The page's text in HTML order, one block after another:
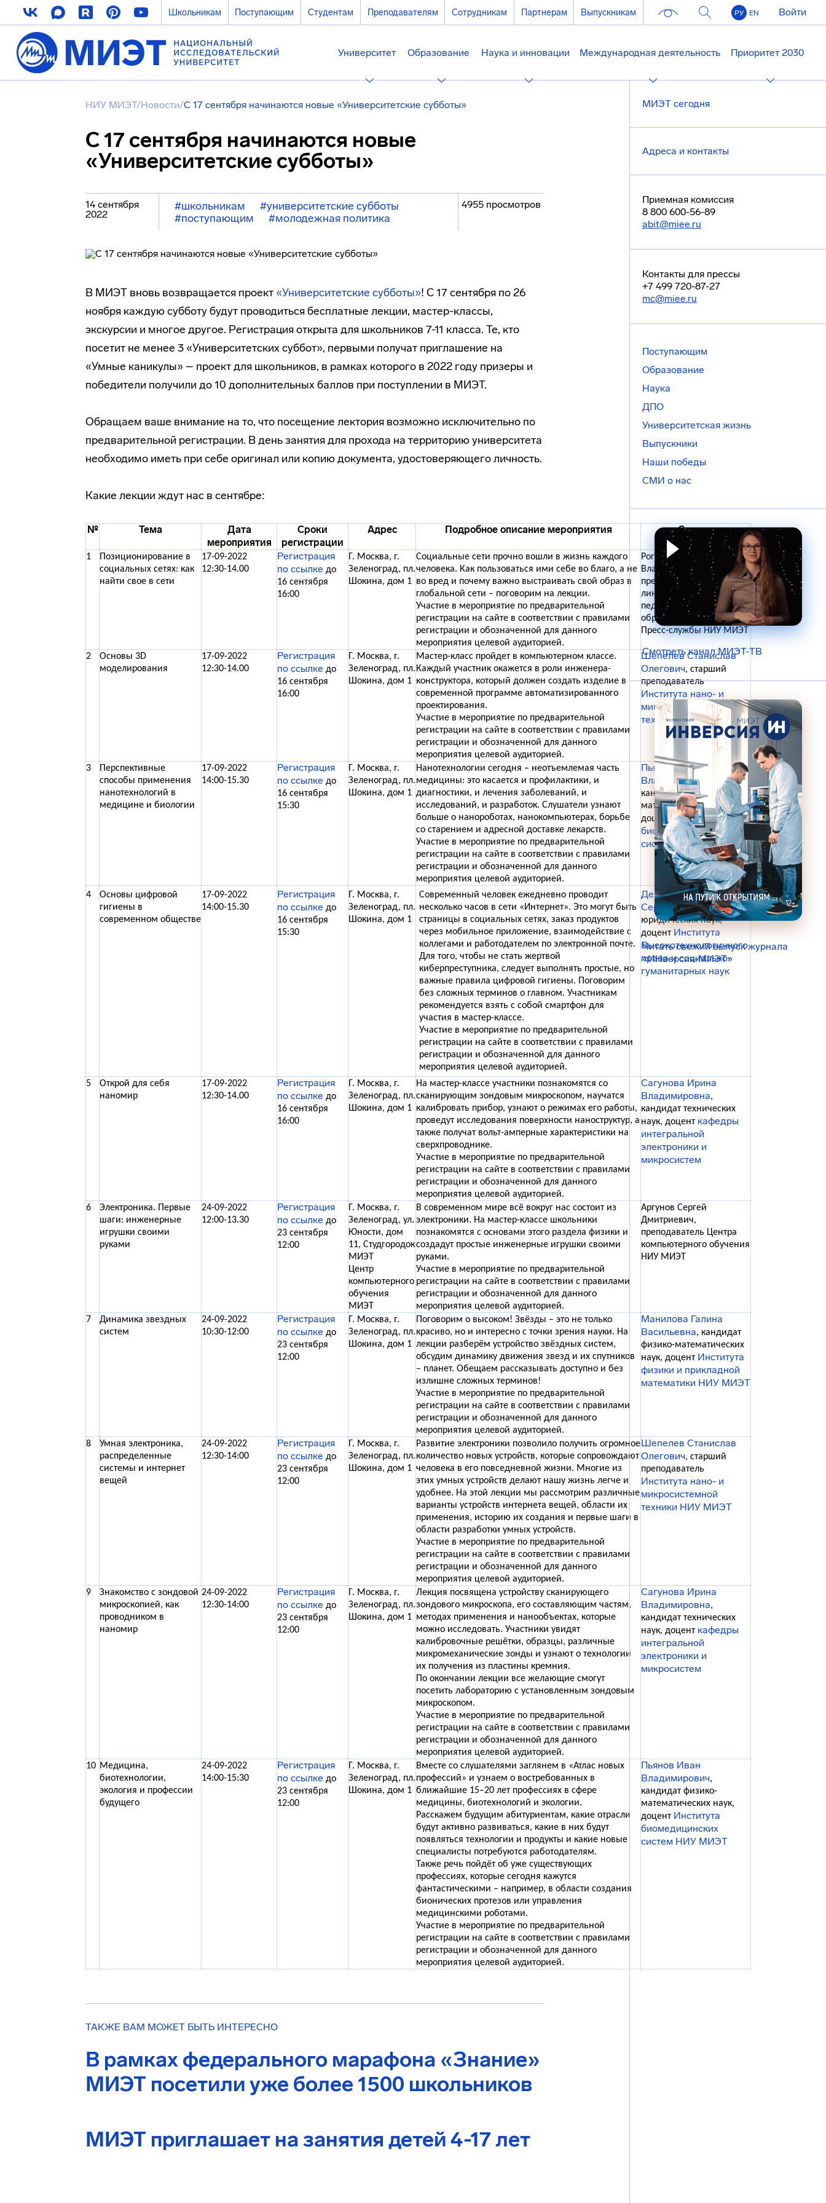
Школьникам Поступающим Студентам Преподавателям Сотрудникам Партнерам Выпускникам РУ EN Войти
Университет Образование Наука и инновации Международная деятельность Приоритет 2030
НИУ МИЭТ/Новости/С 17 сентября начинаются новые «Университетские субботы»
С 17 сентября начинаются новые
«Университетские субботы»
14 сентября
2022
#школьникам
#университетские субботы
#поступающим
#молодежная политика
4955 просмотров
В МИЭТ вновь возвращается проект «Университетские субботы»! С 17 сентября по 26
ноября каждую субботу будут проводиться бесплатные лекции, мастер-классы,
экскурсии и многое другое. Регистрация открыта для школьников 7-11 класса. Те, кто
посетит не менее 3 «Университетских суббот», первыми получат приглашение на
«Умные каникулы» – проект для школьников, в рамках которого в 2022 году призеры и
победители получили до 10 дополнительных баллов при поступлении в МИЭТ.
Обращаем ваше внимание на то, что посещение лектория возможно исключительно по
предварительной регистрации. В день занятия для прохода на территорию университета
необходимо иметь при себе оригинал или копию документа, удостоверяющего личность.
Какие лекции ждут нас в сентябре:
№ Тема
Дата
мероприятия
Сроки
регистрации
Адрес Подробное описание мероприятия Спикер
1
Позиционирование в
социальных сетях: как
найти свое в сети
17-09-2022
12:30-14.00
Регистрация
по ссылке до
16 сентября
16:00
Г. Москва, г.
Зеленоград, пл.
Шокина, дом 1
Социальные сети прочно вошли в жизнь каждого
человека. Как пользоваться ими себе во благо, а не
во вред и почему важно выстраивать свой образ в
глобальной сети – поговорим на лекции.
Участие в мероприятие по предварительной
регистрации на сайте в соответствии с правилами
регистрации и обозначенной для данного
мероприятия целевой аудиторией.
Рогатова София
Владимировна,
преподаватель Института
лингвистического и
педагогического
образования, редактор
Пресс-службы НИУ МИЭТ
2
Основы 3D
моделирования
17-09-2022
12:30-14.00
Регистрация
по ссылке до
16 сентября
16:00
Г. Москва, г.
Зеленоград, пл.
Шокина, дом 1
Мастер-класс пройдет в компьютерном классе.
Каждый участник окажется в роли инженера-
конструктора, который должен создать изделие в
современной программе автоматизированного
проектирования.
Участие в мероприятие по предварительной
регистрации на сайте в соответствии с правилами
регистрации и обозначенной для данного
мероприятия целевой аудиторией.
Шепелев Станислав
Олегович, старший
преподаватель
Института нано- и
микросистемной
техники НИУ МИЭТ
3
Перспективные
способы применения
нанотехнологий в
медицине и биологии
17-09-2022
14:00-15.30
Регистрация
по ссылке до
16 сентября
15:30
Г. Москва, г.
Зеленоград, пл.
Шокина, дом 1
Нанотехнологии сегодня – неотъемлемая часть
медицины: это касается и профилактики, и
диагностики, и лечения заболеваний, и
исследований, и разработок. Слушатели узнают
больше о нанороботах, нанокомпьютерах, борьбе
со старением и адресной доставке лекарств.
Участие в мероприятие по предварительной
регистрации на сайте в соответствии с правилами
регистрации и обозначенной для данного
мероприятия целевой аудиторией.
Пьянов Иван
Владимирович
кандидат физико-
математических наук,
доцентИнститута
биомедицинских
систем НИУ МИЭТ
4
Основы цифровой
гигиены в
современном обществе
17-09-2022
14:00-15.30
Регистрация
по ссылке до
16 сентября
15:30
Г. Москва, г.
Зеленоград, пл.
Шокина, дом 1
Современный человек ежедневно проводит
несколько часов в сети «Интернет». Это могут быть
страницы в социальных сетях, заказ продуктов
через мобильное приложение, взаимодействие с
коллегами и работодателем по электронной почте.
Для того, чтобы не стать жертвой
киберпреступника, следует выполнять простые, но
важные правила цифровой гигиены. Поговорим
без сложных терминов о главном. Участникам
рекомендуется взять с собой смартфон для
участия в мастер-классе.
Участие в мероприятие по предварительной
регистрации на сайте в соответствии с правилами
регистрации и обозначенной для данного
мероприятия целевой аудиторией.
Девяткин Генрих
Сергеевич, кандидат
юридических наук,
доцент Института
Высокотехнологичного
права и социально-
гуманитарных наук
5
Открой для себя
наномир
17-09-2022
12:30-14.00
Регистрация
по ссылке до
16 сентября
16:00
Г. Москва, г.
Зеленоград, пл.
Шокина, дом 1
На мастер-классе участники познакомятся со
сканирующим зондовым микроскопом, научатся
калибровать прибор, узнают о режимах его работы,
проведут исследования поверхности наноструктур, а
также получат вольт-амперные характеристики на
сверхпроводнике.
Участие в мероприятие по предварительной
регистрации на сайте в соответствии с правилами
регистрации и обозначенной для данного
мероприятия целевой аудиторией.
Сагунова Ирина
Владимировна,
кандидат технических
наук, доцент кафедры
интегральной
электроники и
микросистем
6
Электроника. Первые
шаги: инженерные
игрушки своими
руками
24-09-2022
12:00-13.30
Регистрация
по ссылке до
23 сентября
12:00
Г. Москва, г.
Зеленоград, ул.
Юности, дом
11, Студгородок
МИЭТ
Центр
компьютерного
обучения
МИЭТ
В современном мире всё вокруг нас состоит из
электроники. На мастер-классе школьники
познакомятся с основами этого раздела физики и
создадут простые инженерные игрушки своими
руками.
Участие в мероприятие по предварительной
регистрации на сайте в соответствии с правилами
регистрации и обозначенной для данного
мероприятия целевой аудиторией.
Аргунов Сергей
Дмитриевич,
преподаватель Центра
компьютерного обучения
НИУ МИЭТ
7
Динамика звездных
систем
24-09-2022
10:30-12:00
Регистрация
по ссылке до
23 сентября
12:00
Г. Москва, г.
Зеленоград, пл.
Шокина, дом 1
Поговорим о высоком! Звёзды – это не только
красиво, но и интересно с точки зрения науки. На
лекции разберём устройство звёздных систем,
обсудим динамику движения звезд и их спутников
– планет. Обещаем рассказывать доступно и без
излишне сложных терминов!
Участие в мероприятие по предварительной
регистрации на сайте в соответствии с правилами
регистрации и обозначенной для данного
мероприятия целевой аудиторией.
Манилова Галина
Васильевна, кандидат
физико-математических
наук, доцент Института
физики и прикладной
математики НИУ МИЭТ
8
Умная электроника,
распределенные
системы и интернет
вещей
24-09-2022
12:30-14:00
Регистрация
по ссылке до
23 сентября
12:00
Г. Москва, г.
Зеленоград, пл.
Шокина, дом 1
Развитие электроники позволило получить огромное
количество новых устройств, которые сопровождают
человека в его повседневной жизни. Многие из
этих умных устройств делают нашу жизнь легче и
удобнее. На этой лекции мы рассмотрим различные
варианты устройств интернета вещей, области их
применения, историю их создания и первые шаги в
области разработки умных устройств.
Участие в мероприятие по предварительной
регистрации на сайте в соответствии с правилами
регистрации и обозначенной для данного
мероприятия целевой аудиторией.
Шепелев Станислав
Олегович, старший
преподаватель
Института нано- и
микросистемной
техники НИУ МИЭТ
9
Знакомство с зондовой
микроскопией, как
проводником в
наномир
24-09-2022
12:30-14:00
Регистрация
по ссылке до
23 сентября
12:00
Г. Москва, г.
Зеленоград, пл.
Шокина, дом 1
Лекция посвящена устройству сканирующего
зондового микроскопа, его составляющим частям,
методах применения и нанообъектах, которые
можно исследовать. Участники увидят
калибровочные решётки, образцы, различные
микромеханические зонды и узнают о технологии
их получения из пластины кремния.
По окончании лекции все желающие смогут
посетить лабораторию с установленным зондовым
микроскопом.
Участие в мероприятие по предварительной
регистрации на сайте в соответствии с правилами
регистрации и обозначенной для данного
мероприятия целевой аудиторией.
Сагунова Ирина
Владимировна,
кандидат технических
наук, доцент кафедры
интегральной
электроники и
микросистем
10 Медицина,
биотехнологии,
экология и профессии
будущего
24-09-2022
14:00-15:30
Регистрация
по ссылке до
23 сентября
12:00
Г. Москва, г.
Зеленоград, пл.
Шокина, дом 1
Вместе со слушателями заглянем в «Атлас новых
профессий» и узнаем о востребованных в
ближайшие 15–20 лет профессиях в сфере
медицины, биотехнологий и экологии.
Расскажем будущим абитуриентам, какие отрасли
будут активно развиваться, какие в них будут
появляться технологии и продукты и какие новые
специалисты потребуются работодателям.
Также речь пойдёт об уже существующих
профессиях, которые сегодня кажутся
фантастическими – например, в области создания
бионических протезов или управления
медицинскими роботами.
Участие в мероприятие по предварительной
регистрации на сайте в соответствии с правилами
регистрации и обозначенной для данного
мероприятия целевой аудиторией.
Пьянов Иван
Владимирович,
кандидат физико-
математических наук,
доцент Института
биомедицинских
систем НИУ МИЭТ
ТАКЖЕ ВАМ МОЖЕТ БЫТЬ ИНТЕРЕСНО
В рамках федерального марафона «Знание»
МИЭТ посетили уже более 1500 школьников
МИЭТ приглашает на занятия детей 4-17 лет
МИЭТ сегодня
Адреса и контакты
Приемная комиссия
8 800 600-56-89
abit@miee.ru
Контакты для прессы
+7 499 720-87-27
mc@miee.ru
Поступающим
Образование
Наука
ДПО
Университетская жизнь
Выпускники
Наши победы
СМИ о нас
Смотреть канал МИЭТ-ТВ
Читать свежий выпуск журнала
«ИНверсия-МИЭТ»